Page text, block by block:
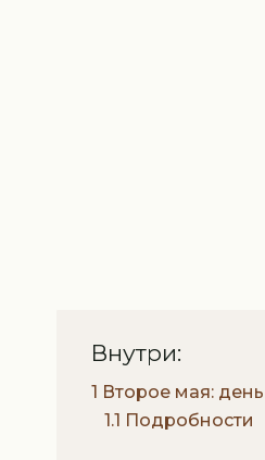
Внутри:
1 Второе мая:
1.1 Подробности